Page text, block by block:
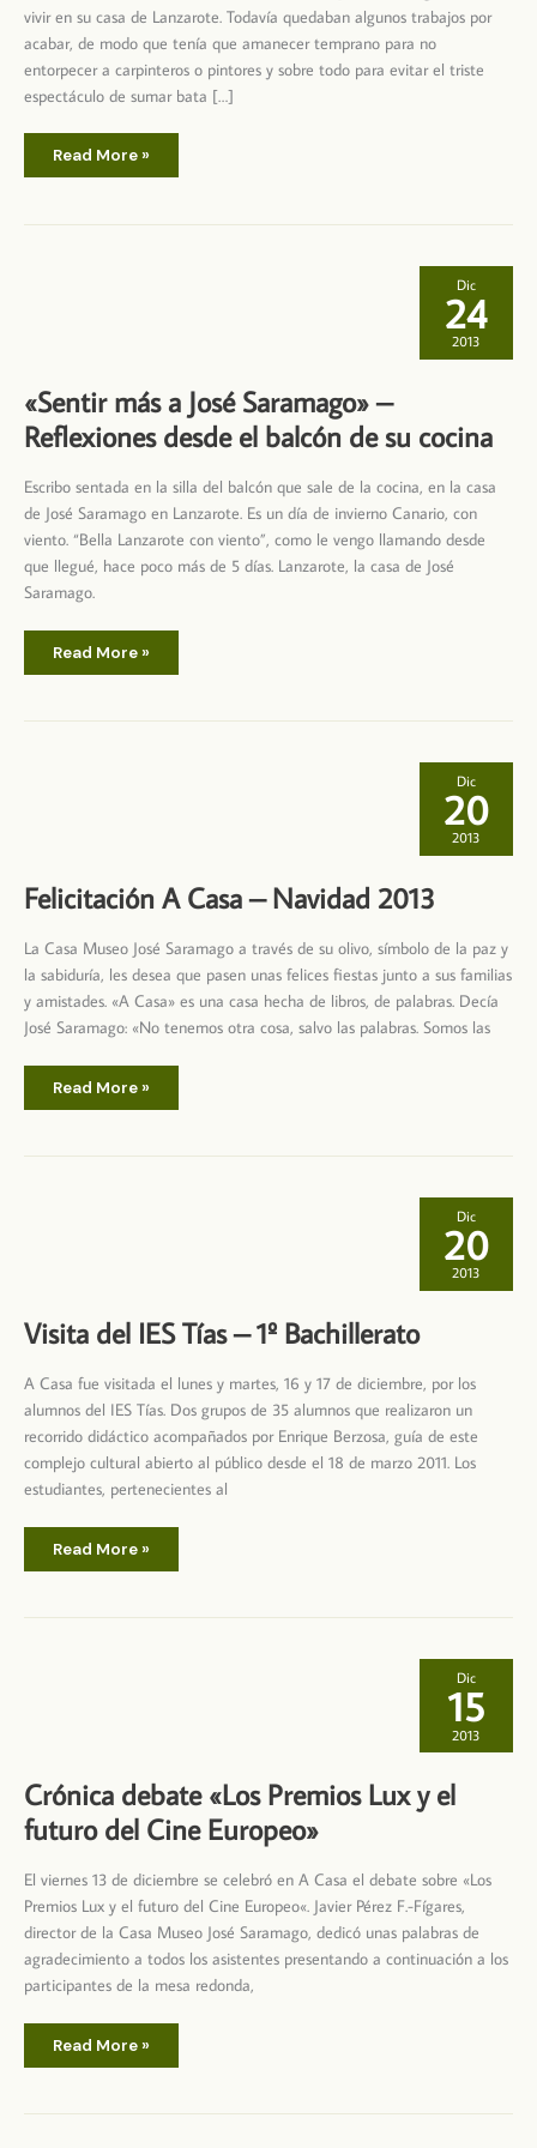
vivir en su casa de Lanzarote. Todavía quedaban algunos trabajos por
acabar, de modo que tenía que amanecer temprano para no
entorpecer a carpinteros o pintores y sobre todo para evitar el triste
espectáculo de sumar bata […]
Ocurrió
Read More »
«Sentir más a José Saramago» –
Reflexiones desde el balcón de su cocina
Escribo sentada en la silla del balcón que sale de la cocina, en la casa
de José Saramago en Lanzarote. Es un día de invierno Canario, con
viento. “Bella Lanzarote con viento”, como le vengo llamando desde
que llegué, hace poco más de 5 días. Lanzarote, la casa de José
Saramago.
«Sentir
a
–
Read More »
Dic
24
2013
Felicitación A Casa – Navidad 2013
La Casa Museo José Saramago a través de su olivo, símbolo de la paz y
la sabiduría, les desea que pasen unas felices fiestas junto a sus familias
y amistades. «A Casa» es una casa hecha de libros, de palabras. Decía
José Saramago: «No tenemos otra cosa, salvo las palabras. Somos las
Felicitación
Casa
2013
Read More »
Dic
20
2013
Visita del IES Tías – 1º Bachillerato
A Casa fue visitada el lunes y martes, 16 y 17 de diciembre, por los
alumnos del IES Tías. Dos grupos de 35 alumnos que realizaron un
recorrido didáctico acompañados por Enrique Berzosa, guía de este
complejo cultural abierto al público desde el 18 de marzo 2011. Los
estudiantes, pertenecientes al
Visita
IES
1º
Read More »
Dic
20
2013
Crónica debate «Los Premios Lux y el
futuro del Cine Europeo»
El viernes 13 de diciembre se celebró en A Casa el debate sobre «Los
Premios Lux y el futuro del Cine Europeo«. Javier Pérez F.-Fígares,
director de la Casa Museo José Saramago, dedicó unas palabras de
agradecimiento a todos los asistentes presentando a continuación a los
participantes de la mesa redonda,
Crónica
«Los
y
Read More »
Dic
15
2013